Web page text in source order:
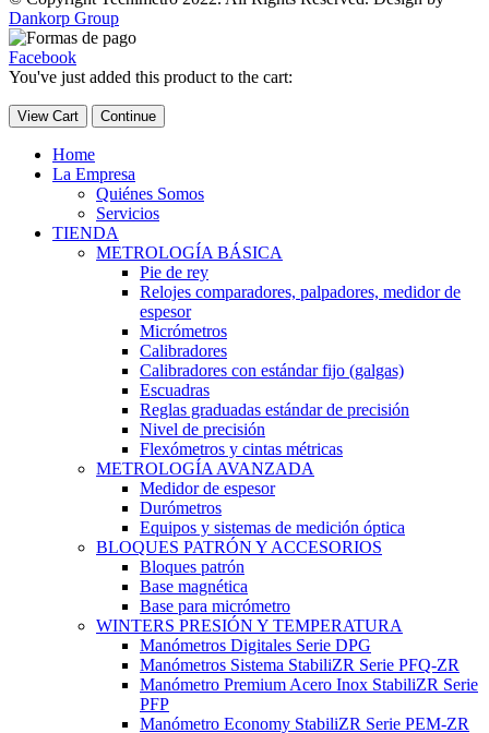
Dankorp Group
Facebook
You've just added this product to the cart:
View Cart Continue
Home
La Empresa
Quiénes Somos
Servicios
TIENDA
METROLOGÍA BÁSICA
Pie de rey
Relojes comparadores, palpadores, medidor de
espesor
Micrómetros
Calibradores
Calibradores con estándar fijo (galgas)
Escuadras
Reglas graduadas estándar de precisión
Nivel de precisión
Flexómetros y cintas métricas
METROLOGÍA AVANZADA
Medidor de espesor
Durómetros
Equipos y sistemas de medición óptica
BLOQUES PATRÓN Y ACCESORIOS
Bloques patrón
Base magnética
Base para micrómetro
WINTERS PRESIÓN Y TEMPERATURA
Manómetros Digitales Serie DPG
Manómetros Sistema StabiliZR Serie PFQ-ZR
Manómetro Premium Acero Inox StabiliZR Serie
PFP
Manómetro Economy StabiliZR Serie PEM-ZR